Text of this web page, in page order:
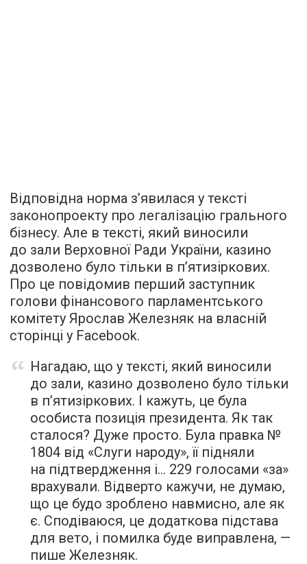
Відповідна норма з’явилася у тексті
законопроекту про легалізацію грального
бізнесу. Але в тексті, який виносили
до зали Верховної Ради України, казино
дозволено було тільки в п’ятизіркових.
Про це повідомив перший заступник
голови фінансового парламентського
комітету Ярослав Железняк на власній
сторінці у Faсebook.
Нагадаю, що у тексті, який виносили
до зали, казино дозволено було тільки
в п’ятизіркових. І кажуть, це була
особиста позиція президента. Як так
сталося? Дуже просто. Була правка №
1804 від «Слуги народу», її підняли
на підтвердження і… 229 голосами «за»
врахували. Відверто кажучи, не думаю,
що це будо зроблено навмисно, але як
є. Сподіваюся, це додаткова підстава
для вето, і помилка буде виправлена, —
пише Железняк.